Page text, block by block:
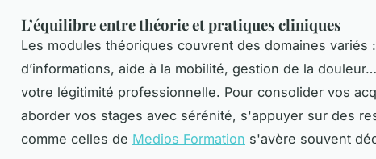
L’équilibre entre théorie et pratiques cliniques
Les modules théoriques couvrent des domaines variés
d’informations, aide à la mobilité, gestion de la
votre légitimité professionnelle. Pour consolider vos
aborder vos stages avec sérénité, s'appuyer sur des
comme celles de Medios Formation s'avère souvent